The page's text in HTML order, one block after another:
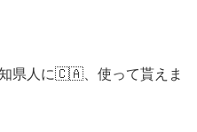
県人に🇨🇦、使って貰えま